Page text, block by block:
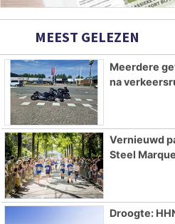
MEEST GELEZEN
Meerdere
na
Vernieuwd
Steel
Droogte: